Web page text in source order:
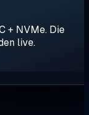
+ NVMe. Die
live.